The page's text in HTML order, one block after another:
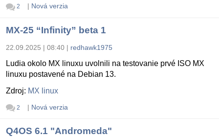
2 | Nová verzia
MX-25 “Infinity” beta 1
22.09.2025 | 08:40 | redhawk1975
Ludia okolo MX linuxu uvolnili na testovanie prvé ISO MX
linuxu postavené na Debian 13.
Zdroj: MX linux
2 | Nová verzia
Q4OS 6.1 "Andromeda"